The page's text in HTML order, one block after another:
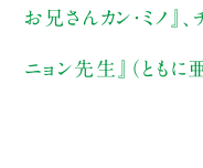
お兄さんカン・ミノ』
ニョン先生』（ともに